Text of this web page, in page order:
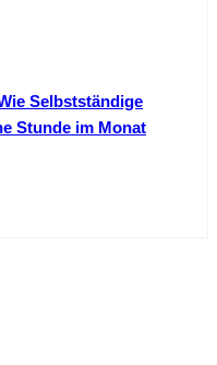
Selbstständige
Stunde im Monat